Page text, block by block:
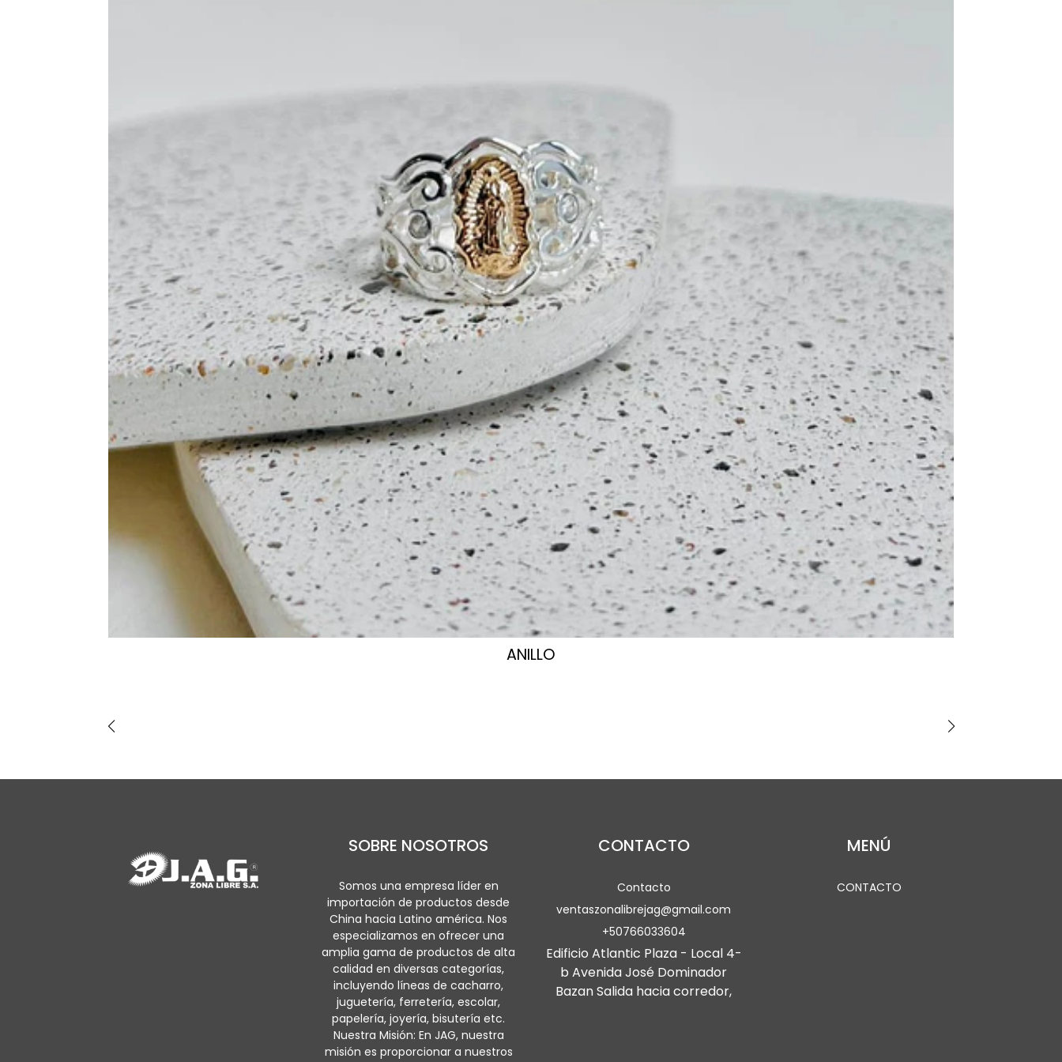
ANILLO
SOBRE NOSOTROS
Somos una empresa líder en
importación de productos desde
China hacia Latino américa. Nos
especializamos en ofrecer una
amplia gama de productos de alta
calidad en diversas categorías,
incluyendo líneas de cacharro,
juguetería, ferretería, escolar,
papelería, joyería, bisutería etc.
Nuestra Misión: En JAG, nuestra
misión es proporcionar a nuestros
CONTACTO
Contacto
ventaszonalibrejag@gmail.com
+50766033604
Edificio Atlantic Plaza - Local 4-
b Avenida José Dominador
Bazan Salida hacia corredor,
MENÚ
CONTACTO